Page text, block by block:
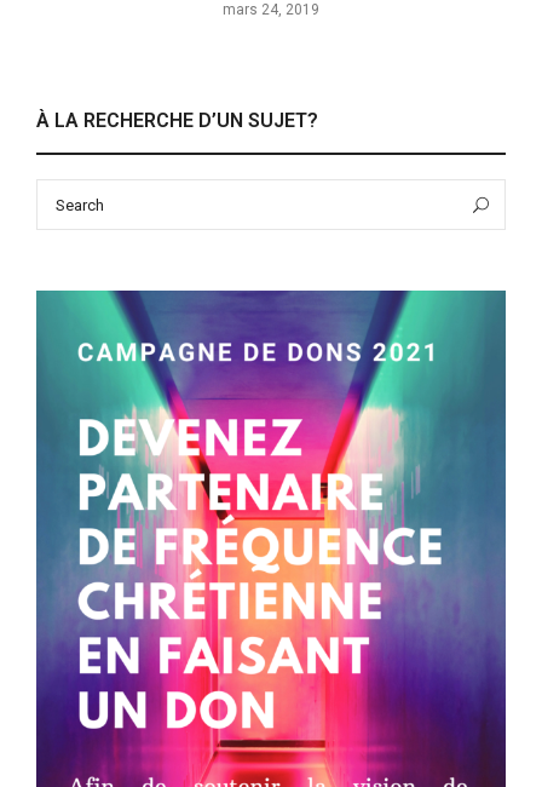
mars 24, 2019
À LA RECHERCHE D’UN SUJET?